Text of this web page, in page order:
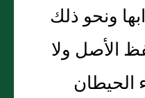
ونحو ذلك
الأصل ولا
الحيطان